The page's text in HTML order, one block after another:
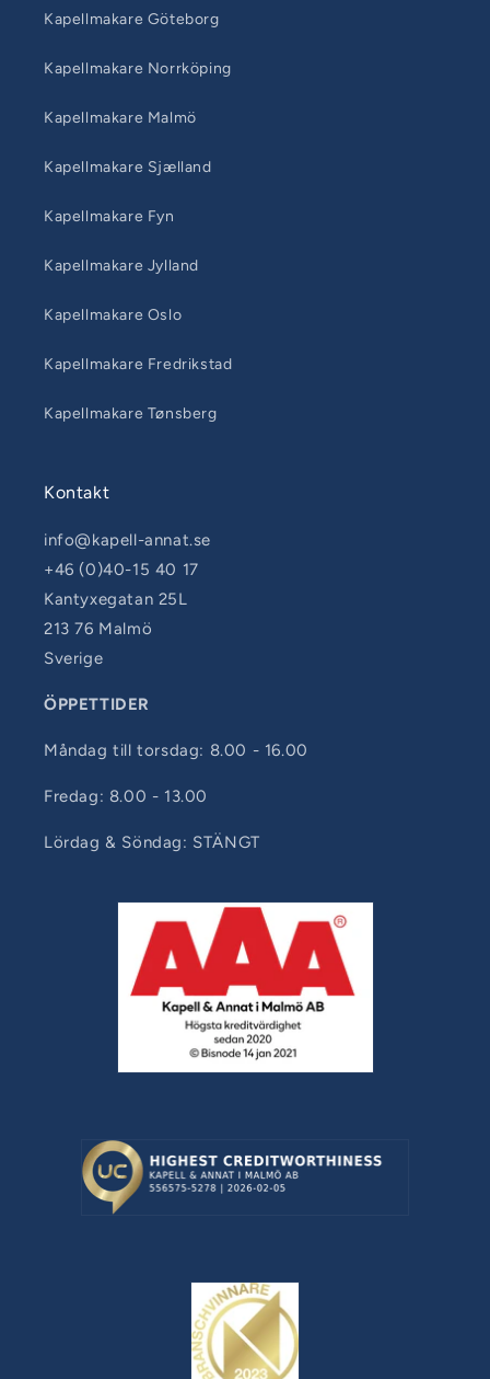
Kapellmakare Göteborg
Kapellmakare Norrköping
Kapellmakare Malmö
Kapellmakare Sjælland
Kapellmakare Fyn
Kapellmakare Jylland
Kapellmakare Oslo
Kapellmakare Fredrikstad
Kapellmakare Tønsberg
Kontakt
info@kapell-annat.se
+46 (0)40-15 40 17
Kantyxegatan 25L
213 76 Malmö
Sverige
ÖPPETTIDER
Måndag till torsdag: 8.00 - 16.00
Fredag: 8.00 - 13.00
Lördag & Söndag: STÄNGT